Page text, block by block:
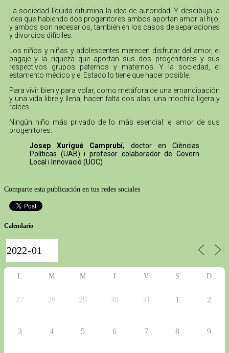
La sociedad líquida difumina la idea de autoridad. Y desdibuja la
idea que habiendo dos progenitores ambos aportan amor al hijo,
y ambos son necesarios, también en los casos de separaciones
y divorcios difíciles.
Los niños y niñas y adolescentes merecen disfrutar del amor, el
bagaje y la riqueza que aportan sus dos progenitores y sus
respectivos grupos paternos y maternos. Y la sociedad, el
estamento médico y el Estado lo tiene que hacer posible.
Para vivir bien y para volar, como metáfora de una emancipación
y una vida libre y llena, hacen falta dos alas, una mochila ligera y
raíces.
Ningún niño más privado de lo más esencial: el amor de sus
progenitores.
Josep Xurigué Camprubí, doctor en Cièncias
Políticas (UAB) i profesor colaborador de Govern
Local i Innovació (UOC)
Comparte esta publicación en tus redes sociales
Calendario
L M M J V S D
27 28 29 30 31 1 2
3 4 5 6 7 8 9